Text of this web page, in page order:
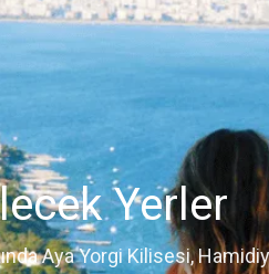
Yerler
Aya Yorgi Kilisesi,